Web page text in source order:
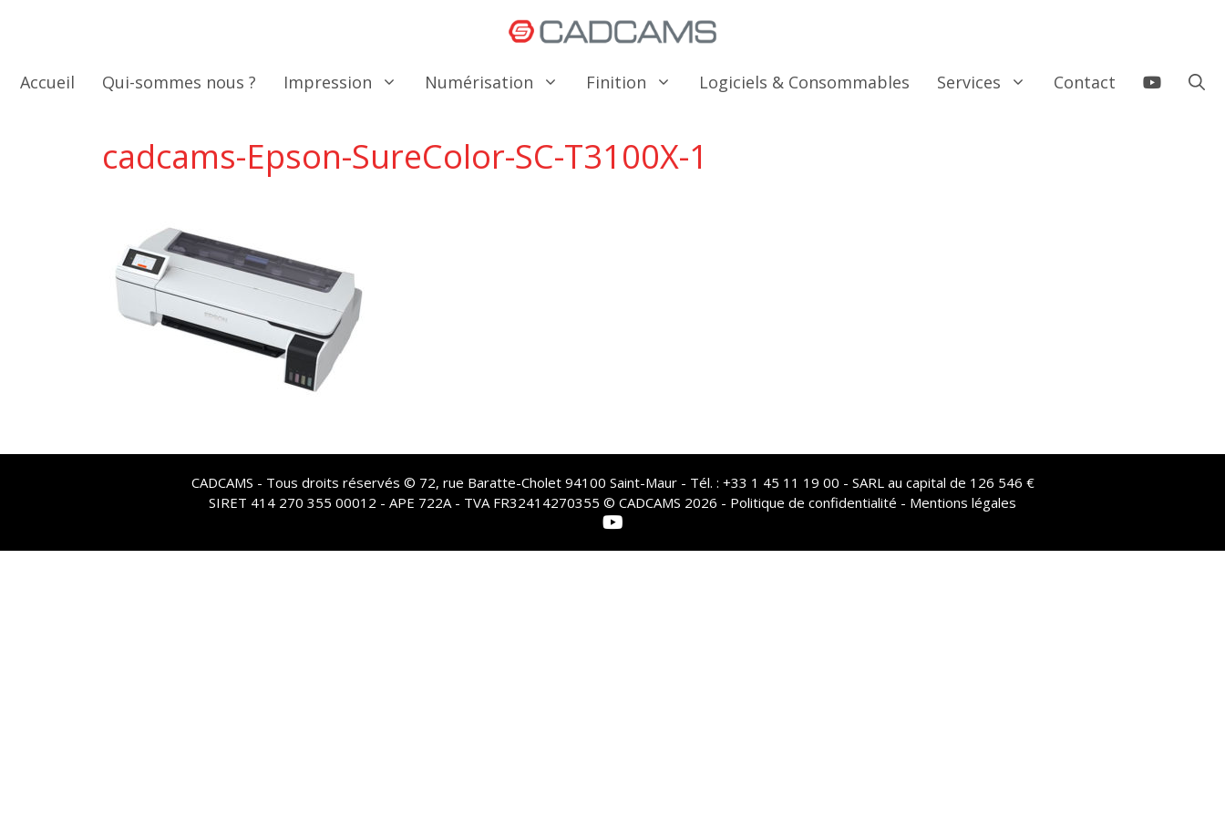
Accueil Qui-sommes nous ? Impression Numérisation Finition Logiciels & Consommables Services Contact
cadcams-Epson-SureColor-SC-T3100X-1
CADCAMS - Tous droits réservés © 72, rue Baratte-Cholet 94100 Saint-Maur - Tél. : +33 1 45 11 19 00 - SARL au capital de 126 546 €
SIRET 414 270 355 00012 - APE 722A - TVA FR32414270355 © CADCAMS 2026 - Politique de confidentialité - Mentions légales